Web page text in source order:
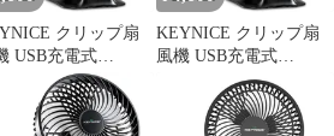
クリップ扇
USB充電式
自動首振り 静
コードレス 360度調
卓上／壁掛け KN-
KEYNICE クリップ扇
風機 USB充電式
5000mAh 自動首振り 静
音 コードレス 360度調
整 卓上／壁掛け KN-